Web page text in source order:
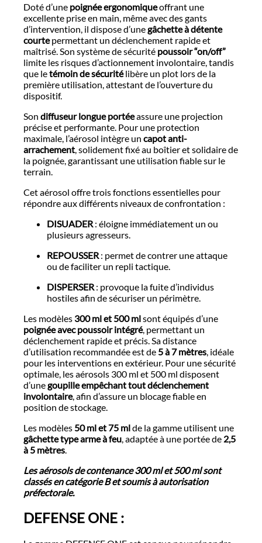
Doté d’une poignée ergonomiqueoffrant une
excellente prise en main, même avec des gants
d’intervention, il dispose d’unegâchette à détente
courtepermettant un déclenchement rapide et
maîtrisé. Son système de sécurité poussoir “on/off”
limite les risques d’actionnement involontaire, tandis
que letémoin de sécuritélibère un plot lors de la
première utilisation, attestant de l’ouverture du
dispositif.
Son diffuseur longue portéeassure une projection
précise et performante. Pour une protection
maximale, l’aérosol intègre un capot anti-
arrachement , solidement fixé au boîtier et solidaire de
la poignée, garantissant une utilisation fiable sur le
terrain.
Cet aérosol offre trois fonctions essentielles pour
répondre aux différents niveaux de confrontation :
DISUADER : éloigne immédiatement un ou
plusieurs agresseurs.
REPOUSSER : permet de contrer une attaque
ou de faciliter un repli tactique.
DISPERSER : provoque la fuite d’individus
hostiles afin de sécuriser un périmètre.
Les modèles 300 ml et 500 mlsont équipés d’une
poignée avec poussoir intégré, permettant un
déclenchement rapide et précis. Sa distance
d’utilisation recommandée est de 5 à 7 mètres , idéale
pour les interventions en extérieur. Pour une sécurité
optimale, les aérosols 300 ml et 500 ml disposent
d’unegoupille empêchant tout déclenchement
involontaire, afin d’assure un blocage fiable en
position de stockage.
Les modèles 50 ml et 75 mlde la gamme utilisent une
gâchette type arme à feu , adaptée à une portée de 2,5
à 5 mètres
Les aérosols de contenance 300 ml et 500 ml sont
classés en catégorie B et soumis à autorisation
préfectorale.
DEFENSE ONE :